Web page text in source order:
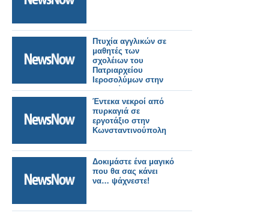
Πτυχία αγγλικών σε
μαθητές των
σχολέιων του
Πατριαρχείου
Ιεροσολύμων στην
Ιορδανία...
Έντεκα νεκροί από
πυρκαγιά σε
εργοτάξιο στην
Κωνσταντινούπολη
Δοκιμάστε ένα μαγικό
που θα σας κάνει
να… ψάχνεστε!